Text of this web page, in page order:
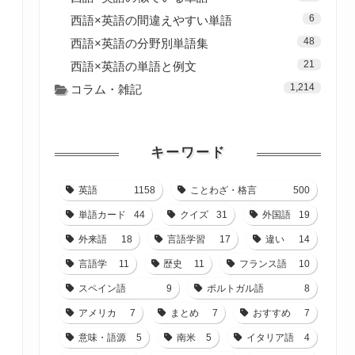
西語×英語の間違えやすい単語 6
西語×英語の分野別単語集 48
西語×英語の単語と例文 21
コラム・雑記 1,214
キーワード
英語 1158 ことわざ・格言 500
単語カード 44 クイズ 31 外国語 19
外来語 18 言語学習 17 違い 14
言語学 11 歴史 11 フランス語 10
スペイン語 9 ポルトガル語 8
アメリカ 7 まとめ 7 おすすめ 7
意味・語源 5 南米 5 イタリア語 4